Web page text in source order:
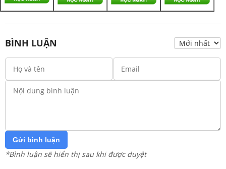
BÌNH LUẬN
Gửi bình luận
*Bình luận sẽ hiển thị sau khi được duyệt